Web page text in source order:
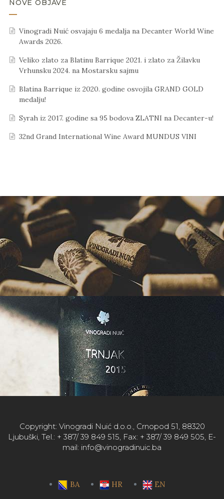
NOVE OBJAVE
Vinogradi Nuić osvajaju 6 medalja na Decanter World Wine
Awards 2026.
Veliko zlato za Blatinu Barrique 2021. i zlato za Žilavku
Vrhunsku 2024. na Mostarsku sajmu
Blatina Barrique iz 2020. godine osvojila GRAND GOLD
medalju!
Syrah iz 2017. godine sa 95 bodova ZLATNI na Decanter-u!
32nd Grand International Wine Award MUNDUS VINI
Copyright: Vinogradi Nuić d.o.o., Crnopod 51, 88320
Ljubuški, Tel.: + 387/ 39 849 515, Fax: + 387/ 39 849 505, E-
mail: info@vinogradinuic.ba
BA HR EN